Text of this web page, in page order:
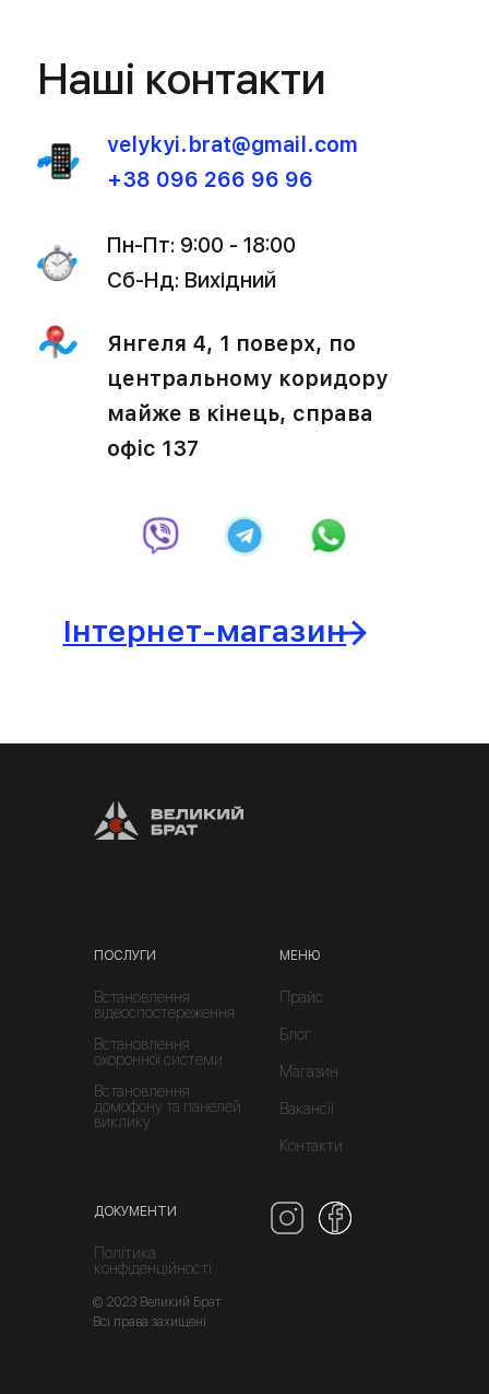
ПОСЛУГИ
Встановлення
відеоспостереження
Встановлення
охоронної системи
Встановлення
домофону та панелей
виклику
МЕНЮ
Прайс
Блог
Магазин
Вакансії
Контакти
© 2023 Великий Брат
Всі права захищені
ДОКУМЕНТИ
Політика
конфіденційності